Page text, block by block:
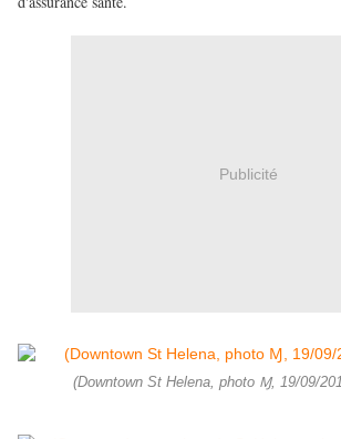
Publicité
(Downtown St Helena, photo Ɱ, 19/09/